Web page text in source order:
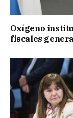
Oxígeno
fiscales